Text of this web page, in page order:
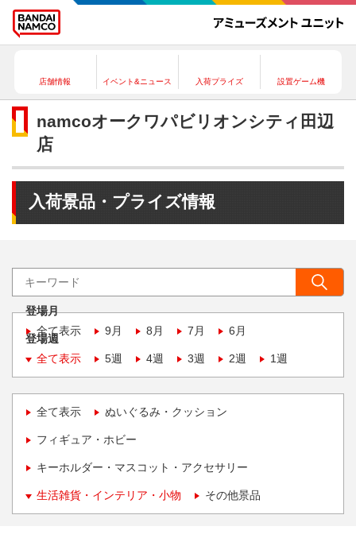
店舗情報 イベント&ニュース 入荷プライズ 設置ゲーム機
namcoオークワパビリオンシティ田辺
店
入荷景品・プライズ情報
登場月
全て表示
9月 8月 7月 6月
登場週
全て表示
5週 4週 3週 2週 1週
全て表示 ぬいぐるみ・クッション
フィギュア・ホビー
キーホルダー・マスコット・アクセサリー
生活雑貨・インテリア・小物 その他景品